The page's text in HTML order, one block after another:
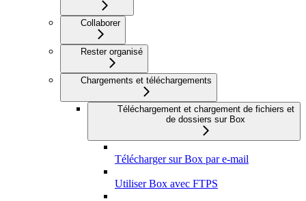
Collaborer
Rester organisé
Chargements et téléchargements
Téléchargement et chargement de fichiers et
de dossiers sur Box
Télécharger sur Box par e-mail
Utiliser Box avec FTPS